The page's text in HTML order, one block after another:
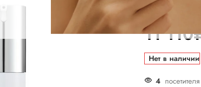
подробнее
11 110
Нет в наличии
4